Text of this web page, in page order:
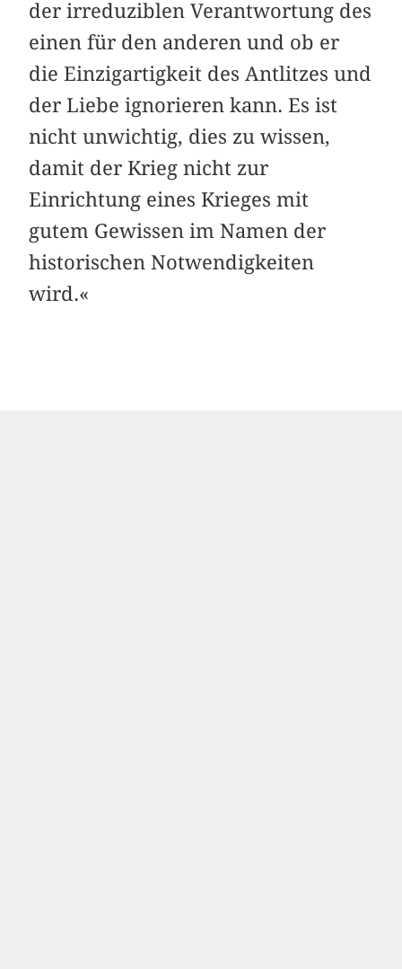
der irreduziblen Verantwortung des
einen für den anderen und ob er
die Einzigartigkeit des Antlitzes und
der Liebe ignorieren kann. Es ist
nicht unwichtig, dies zu wissen,
damit der Krieg nicht zur
Einrichtung eines Krieges mit
gutem Gewissen im Namen der
historischen Notwendigkeiten
wird.«